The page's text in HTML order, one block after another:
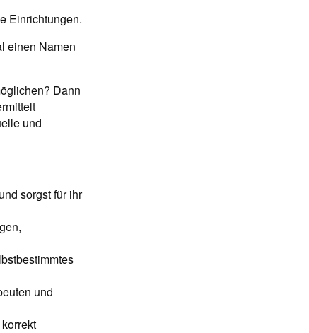
Einrichtungen.
einen Namen
Dann
und
sorgst für ihr
und